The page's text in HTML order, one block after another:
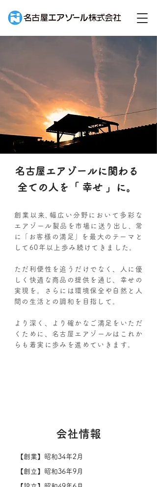
名古屋エアゾールに関わる
全ての人を「 幸せ 」に。
創業以来､幅広い分野において多彩な
エアゾール製品を市場に送り出し､ 常
に ｢お客様の満足｣ を最大のテーマと
して60年以上歩み続けてきました。
ただ利便性を追うだけでなく、人に優
しく快適な商品の提供を通じ、幸せの
実現を。さらには環境保全や自然と人
間の生活との調和を目指して。
より深く、より確かなご満足をいただ
くために、名古屋エアゾールはこれか
らも着実に歩みを進めていきます。
【創業】昭和34年2月
【創立】昭和36年9月
​会社情報